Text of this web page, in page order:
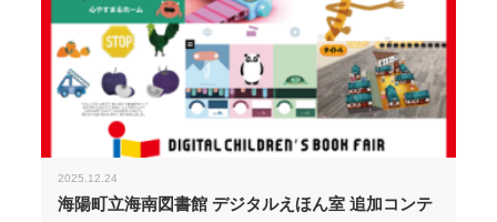
2025.12.24
海陽町立海南図書館 デジタルえほん室 追加コンテ